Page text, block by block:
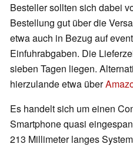
Besteller sollten sich dabei
Bestellung gut über die
etwa auch in Bezug auf
Einfuhrabgaben. Die
sieben Tagen liegen.
hierzulande etwa über
Es handelt sich um einen
Smartphone quasi
213 Millimeter langes